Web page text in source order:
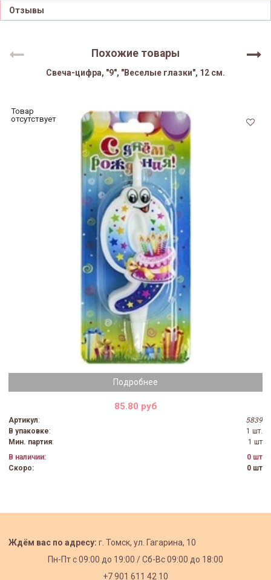
Отзывы
Похожие товары
Свеча-цифра, "9", "Веселые глазки", 12 см.
Подробнее
Товар
отсутствует
85.80 руб
Артикул:
5839
В упаковке:
1 шт.
Мин. партия:
1 шт
В наличии:
0 шт
Скоро:
0 шт
Ждём вас по адресу: г. Томск, ул. Гагарина, 10
Пн-Пт с09:00 до 19:00 /Сб-Вс 09:00 до 18:00
+7 901 611 42 10